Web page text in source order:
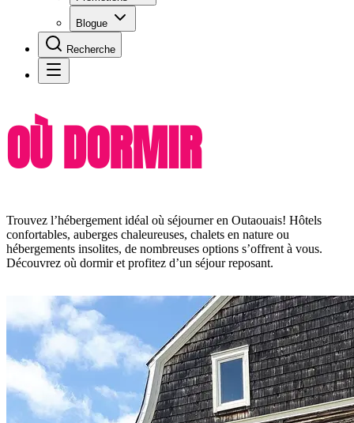
Blogue
Recherche
OÙ DORMIR
Trouvez l’hébergement idéal où séjourner en Outaouais! Hôtels
confortables, auberges chaleureuses, chalets en nature ou
hébergements insolites, de nombreuses options s’offrent à vous.
Découvrez où dormir et profitez d’un séjour reposant.